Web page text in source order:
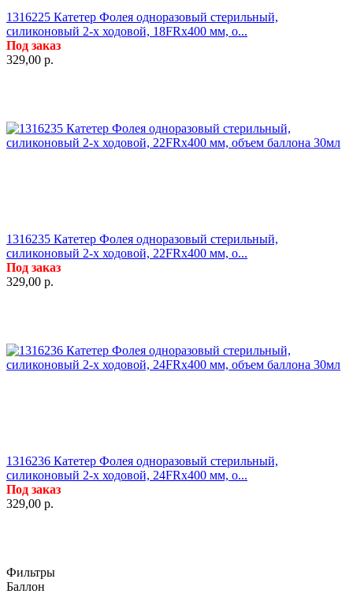
1316225 Катетер Фолея одноразовый стерильный,
силиконовый 2-х ходовой, 18FRx400 мм, о...
Под заказ
329,00 р.
1316235 Катетер Фолея одноразовый стерильный,
силиконовый 2-х ходовой, 22FRx400 мм, о...
Под заказ
329,00 р.
1316236 Катетер Фолея одноразовый стерильный,
силиконовый 2-х ходовой, 24FRx400 мм, о...
Под заказ
329,00 р.
Фильтры
Баллон